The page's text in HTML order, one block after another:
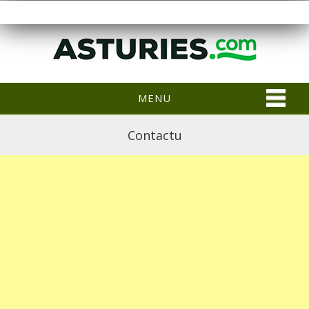
MENU
Contactu